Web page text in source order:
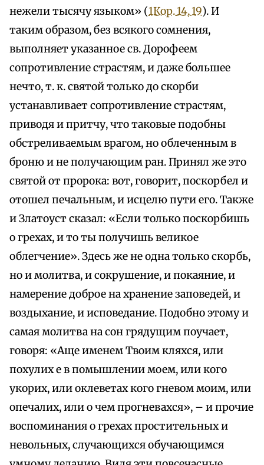
нежели тысячу языком» (1Кор. 14, 19). И
таким образом, без всякого сомнения,
выполняет указанное св. Дорофеем
сопротивление страстям, и даже большее
нечто, т. к. святой только до скорби
устанавливает сопротивление страстям,
приводя и притчу, что таковые подобны
обстреливаемым врагом, но облеченным в
броню и не получающим ран. Принял же это
святой от пророка: вот, говорит, поскорбел и
отошел печальным, и исцелю пути его. Также
и Златоуст сказал: «Если только поскорбишь
о грехах, и то ты получишь великое
облегчение». Здесь же не одна только скорбь,
но и молитва, и сокрушение, и покаяние, и
намерение доброе на хранение заповедей, и
воздыхание, и исповедание. Подобно этому и
самая молитва на сон грядущим поучает,
говоря: «Аще именем Твоим кляхся, или
похулих е в помышлении моем, или кого
укорих, или оклеветах кого гневом моим, или
опечалих, или о чем прогневахся», – и прочие
воспоминания о грехах простительных и
невольных, случающихся обучающимся